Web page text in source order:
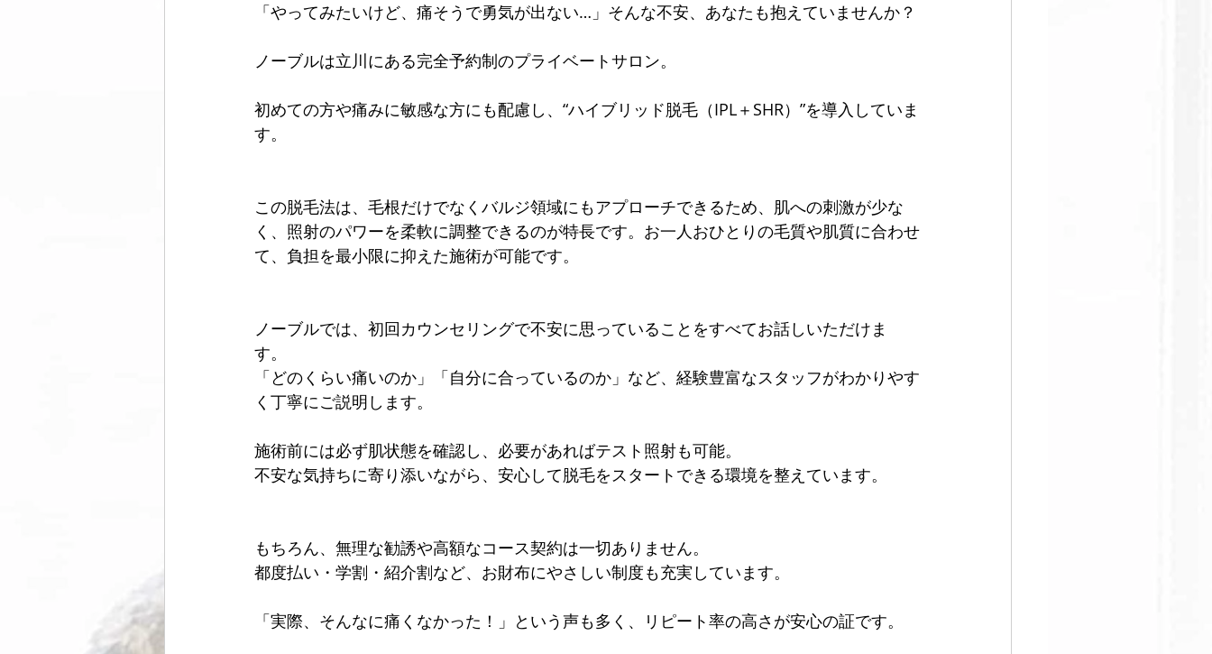
美脚は恋愛に効くのか？ お知らせ
「やってみたいけど、痛そうで勇気が出ない…」そんな不安、あなたも抱えていませんか？
ノーブルは立川にある完全予約制のプライベートサロン。
初めての方や痛みに敏感な方にも配慮し、“ハイブリッド脱毛（IPL＋SHR）”を導入していま
す。
この脱毛法は、毛根だけでなくバルジ領域にもアプローチできるため、肌への刺激が少な
く、照射のパワーを柔軟に調整できるのが特長です。お一人おひとりの毛質や肌質に合わせ
て、負担を最小限に抑えた施術が可能です。
ノーブルでは、初回カウンセリングで不安に思っていることをすべてお話しいただけま
す。
「どのくらい痛いのか」「自分に合っているのか」など、経験豊富なスタッフがわかりやす
く丁寧にご説明します。
施術前には必ず肌状態を確認し、必要があればテスト照射も可能。
不安な気持ちに寄り添いながら、安心して脱毛をスタートできる環境を整えています。
もちろん、無理な勧誘や高額なコース契約は一切ありません。
都度払い・学割・紹介割など、お財布にやさしい制度も充実しています。
「実際、そんなに痛くなかった！」という声も多く、リピート率の高さが安心の証です。